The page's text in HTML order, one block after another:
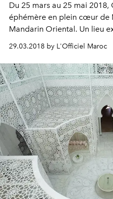
Du 25 mars au 25 mai
éphémère en plein cœur de
Mandarin Oriental. Un lieu
hectares d’oliviers et de
fond. Découverte.
29.03.2018 by L'Officiel Maroc